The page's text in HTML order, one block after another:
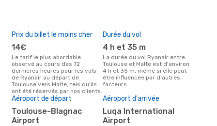
Prix du billet le moins cher
14€
Le tarif le plus abordable
observé au cours des 72
dernières heures pour les vols
de Ryanair au départ de
Toulouse vers Malte, tels qu'ils
ont été réservés par nos clients.
Durée du vol
4 h et 35 m
La durée du vol Ryanair entre
Toulouse et Malte est d'environ
4 h et 35 m, même si elle peut
être influencée par d'autres
facteurs.
Aéroport de départ
Toulouse-Blagnac
Airport
Aéroport d'arrivée
Luqa International
Airport